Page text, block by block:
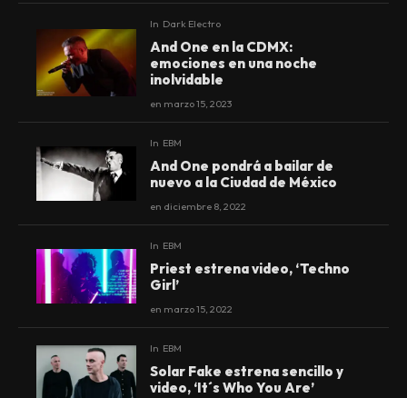
In Dark Electro
And One en la CDMX:
emociones en una noche
inolvidable
en marzo 15, 2023
In EBM
And One pondrá a bailar de
nuevo a la Ciudad de México
en diciembre 8, 2022
In EBM
Priest estrena video, ‘Techno
Girl’
en marzo 15, 2022
In EBM
Solar Fake estrena sencillo y
video, ‘It´s Who You Are’